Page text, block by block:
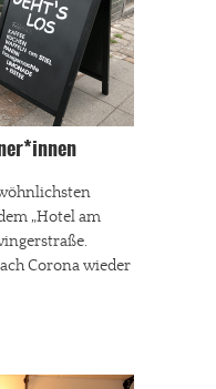
„Hotel am
Corona wieder